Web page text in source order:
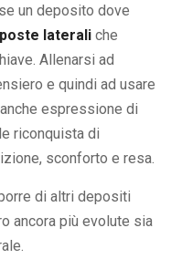
un deposito dove
laterali che
Allenarsi ad
e quindi ad usare
espressione di
riconquista di
sconforto e resa.
di altri depositi
ancora più evolute sia